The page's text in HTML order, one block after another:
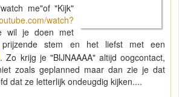
me"of "Kijk"
watch?
wil je doen met
prijzende stem en het liefst met een
. Zo krijg je "BIJNAAAA" altijd oogcontact,
zoals geplanned maar dan zie je dat
dat ze letterlijk ondeugdig kijken....